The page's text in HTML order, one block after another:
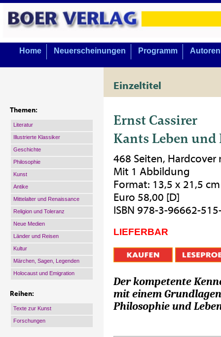
Home Neuerscheinungen Programm Autoren
Einzeltitel
Themen:
Literatur
Illustrierte Klassiker
Geschichte
Philosophie
Kunst
Antike
Mittelalter und Renaissance
Religion und Toleranz
Neue Medien
Länder und Reisen
Kultur
Märchen, Sagen, Legenden
Holocaust und Emigration
Reihen:
Texte zur Kunst
Forschungen
Ernst Cassirer
Kants Leben und
468 Seiten,
Mit 1 Abbildung
Format: 13,5 x 21,5 cm
Euro 58,00 [D]
ISBN 978-3-96662-
LIEFERBAR
Der kompetente
mit einem
Philosophie und